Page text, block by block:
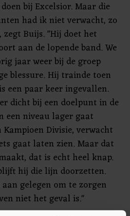
bij Excelsior. Maar die
had ik niet verwacht, zo
Buijs. "Hij doet het
aan de lopende band. We
jaar weer bij de groep
blessure. Hij trainde toen
een paar keer ingevallen.
dicht bij een doelpunt in de
een niveau lager gaat
Divisie, verwacht
gaat laten zien. Maar dat
dat is echt heel knap.
hij die lijn doorzetten.
gelegen om te zorgen
niet het geval is."